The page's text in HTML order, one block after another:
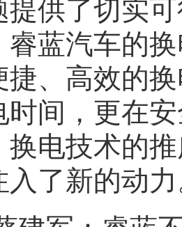
提供了切实
睿蓝汽车的
捷、高效的
时间，更在
换电技术的
入了新的动